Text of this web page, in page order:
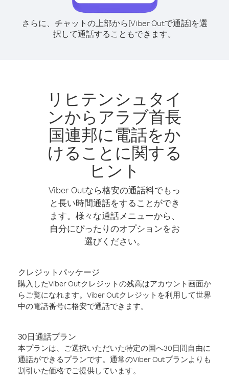
さらに、チャットの上部から[Viber Outで通話]を選
択して通話することもできます。
リヒテンシュタイ
ンからアラブ首長
国連邦に電話をか
けることに関する
ヒント
Viber Outなら格安の通話料でもっ
と長い時間通話をすることができ
ます。様々な通話メニューから、
自分にぴったりのオプションをお
選びください。
クレジットパッケージ
購入したViber Outクレジットの残高はアカウント画面か
らご覧になれます。Viber Outクレジットを利用して世界
中の電話番号に格安で通話できます。
30日通話プラン
本プランは、ご選択いただいた特定の国へ30日間自由に
通話ができるプランです。通常のViber Outプランよりも
割引いた価格でご提供しています。